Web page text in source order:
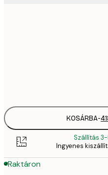
KOSÁRBA-
Szállítás
Ingyenes
Raktáron